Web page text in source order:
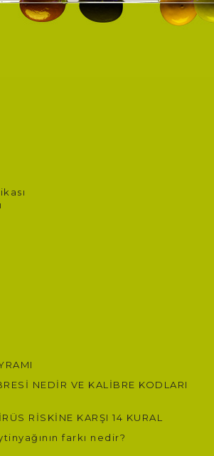
NEDİR VE KALİBRE KODLARI
RİSKİNE KARŞI 14 KURAL
farkı nedir?